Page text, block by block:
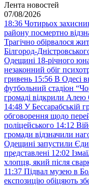
Лента новостей
07/08/2026
18:36 Чотирьох
району посмертно
Трагічно обірвалося
Білгород-
Одещині 18-річного
незаконний обіг
гривень 15:56 В Одесі
футбольний стадіон
громаді відкрили Алею
14:48 У Бессарабській
обговорення щодо
поліцейського 14:12
громади відзначили
Одещині запустили
представлені 12:02
хлопця, який після
11:37 Підвал музею в
експозицію обіцяють